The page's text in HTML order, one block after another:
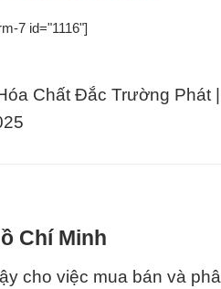
7 id="1116"]
Chất Đắc Trường Phát
Chí Minh
cho việc mua bán và